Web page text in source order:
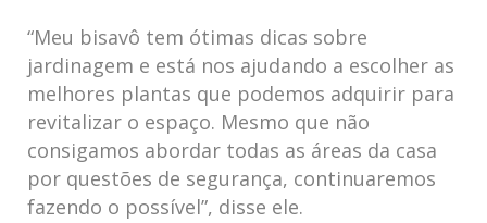
“Meu bisavô tem ótimas dicas sobre
jardinagem e está nos​ ajudando a escolher as
melhores​ plantas que podemos adquirir⁢ para
⁣revitalizar ‌o espaço. Mesmo ‍que‍ não
⁢consigamos abordar‌ todas as áreas da casa
por questões de segurança, continuaremos‌
fazendo o possível”, disse ele.